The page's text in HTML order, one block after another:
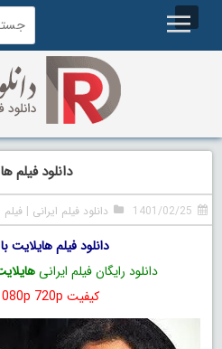
دانلود فیلم
1401/02/25 دانلود فیلم ایرانی |فیلم
دانلود فیلم هایلایت
دانلود رایگان فیلم ایرانی
کیفیت 1080p 720p قرار گرفت